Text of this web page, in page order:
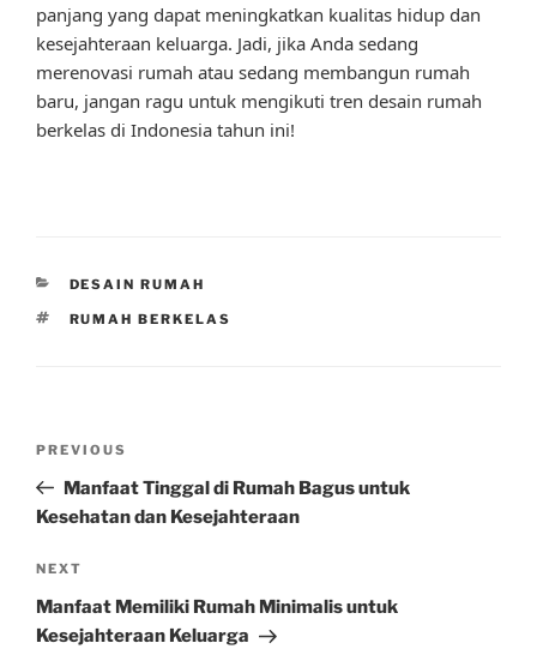
panjang yang dapat meningkatkan kualitas hidup dan
kesejahteraan keluarga. Jadi, jika Anda sedang
merenovasi rumah atau sedang membangun rumah
baru, jangan ragu untuk mengikuti tren desain rumah
berkelas di Indonesia tahun ini!
CATEGORIES
DESAIN RUMAH
TAGS
RUMAH BERKELAS
Previous
Post
PREVIOUS
Manfaat Tinggal di Rumah Bagus untuk
Kesehatan dan Kesejahteraan
Next
Post
NEXT
Manfaat Memiliki Rumah Minimalis untuk
Kesejahteraan Keluarga